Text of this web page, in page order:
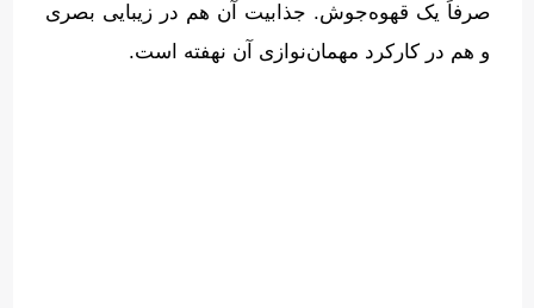
صرفاً یک قهوه‌جوش. جذابیت آن هم در زیبایی بصری
و هم در کارکرد مهمان‌نوازی آن نهفته است.